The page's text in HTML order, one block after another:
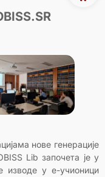
нове генерације
Lib започета је у
изводе у е-учионици